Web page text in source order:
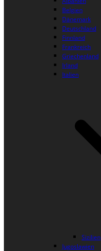
Belgien
Dänemark
Deutschland
Finnland
Frankreich
Griechenland
Irland
Italien
Sizilien
Jugoslawien